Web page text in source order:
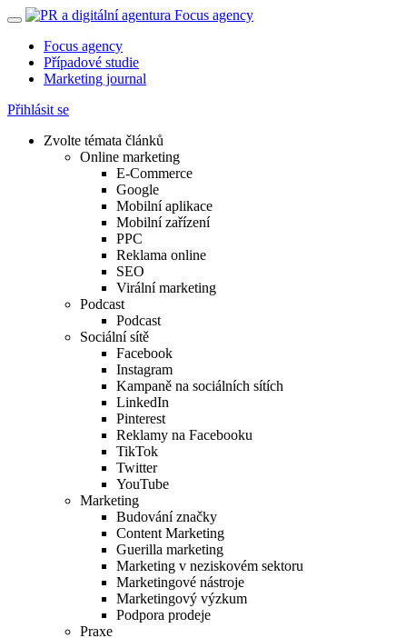
Focus agency
Případové studie
Marketing journal
Přihlásit se
Zvolte témata článků
Online marketing
E-Commerce
Google
Mobilní aplikace
Mobilní zařízení
PPC
Reklama online
SEO
Virální marketing
Podcast
Podcast
Sociální sítě
Facebook
Instagram
Kampaně na sociálních sítích
LinkedIn
Pinterest
Reklamy na Facebooku
TikTok
Twitter
YouTube
Marketing
Budování značky
Content Marketing
Guerilla marketing
Marketing v neziskovém sektoru
Marketingové nástroje
Marketingový výzkum
Podpora prodeje
Praxe